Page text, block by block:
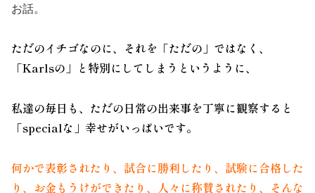
お話。
ただのイチゴなのに、 それを「ただの」ではなく、
「Karlsの」と特別にしてしまう というように、
私達の毎日も、ただの日常の出来事を丁寧に観察すると
「specialな」幸せがいっぱいです。
何かで表彰されたり、試合に勝利したり、試験に合格した
り、お金もうけができたり、人々に称賛されたり、そんな